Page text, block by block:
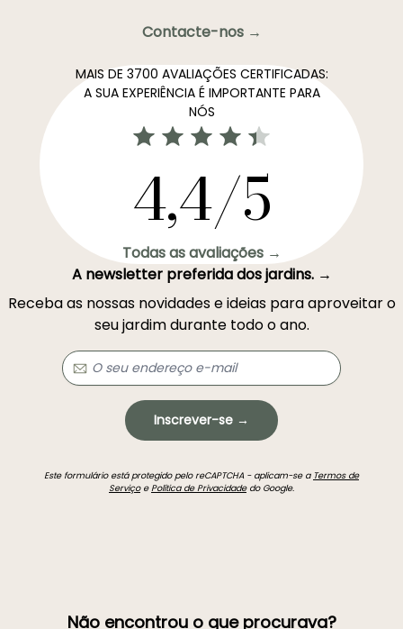
Contacte-nos →
MAIS DE 3700 AVALIAÇÕES CERTIFICADAS:
A SUA EXPERIÊNCIA É IMPORTANTE PARA
NÓS
4,4/5
Todas as avaliações →
A newsletter preferida dos jardins. →
Receba as nossas novidades e ideias para aproveitar o
seu jardim durante todo o ano.
Inscrever-se →
Este formulário está protegido pelo reCAPTCHA - aplicam-se a Termos de
ServiçoePolítica de Privacidadedo Google.
Não encontrou o que procurava?